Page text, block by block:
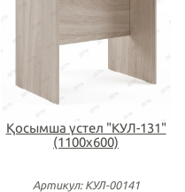
Қосымша үстел "КУЛ-131"
(1100х600)
Артикул: КУЛ-00141